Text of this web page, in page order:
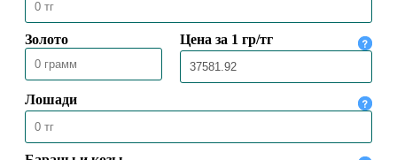
КЛЮЧИ ОТ АВТОМОБИЛЯ МЕДРЕСЕ-
КОЛЛЕДЖУ «АСТАНА»
23.06.2026